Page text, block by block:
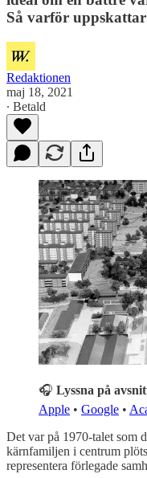
Så varför
Redaktionen
maj 18, 2021
∙ Betald
🎧 Lyssna på
Apple • Google •
Det var på 1970-talet som
kärnfamiljen i centrum
representera förlegade